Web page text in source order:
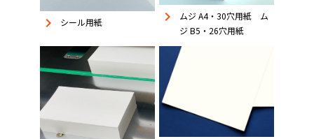
keyboard_arrow_right シール用紙 keyboard_arrow_right
ムジ A4・30穴用紙 ム
ジ B5・26穴用紙